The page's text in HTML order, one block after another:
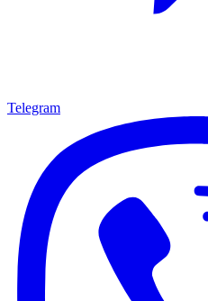
Telegram